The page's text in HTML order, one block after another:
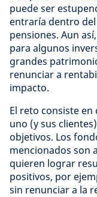
puede ser
entraría dentro
pensiones. Aun
para algunos
grandes
renunciar a
impacto.
El reto consiste
uno (y sus
objetivos. Los
mencionados son
quieren lograr
positivos, por
sin renunciar a la